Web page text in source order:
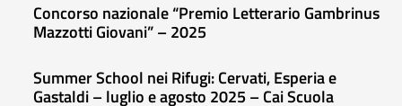
Concorso nazionale “Premio Letterario Gambrinus
Mazzotti Giovani” – 2025
Summer School nei Rifugi: Cervati, Esperia e
Gastaldi – luglio e agosto 2025 – Cai Scuola